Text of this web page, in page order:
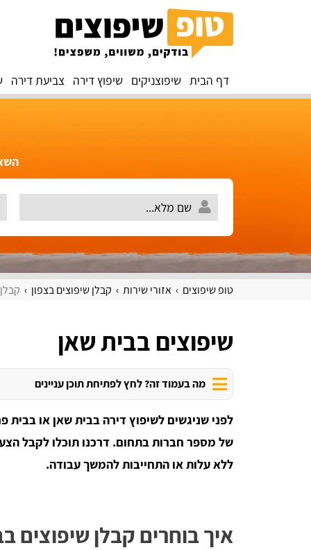
דף הבית שיפוצניקים שיפוץ דירה צביעת דירה
טופ שיפוצים אזורי שירות קבלן שיפוצים בצפון
שיפוצים בבית שאן
מה בעמוד זה? לחץ לפתיחת תוכן עניינים
לפני שניגשים לשיפוץ דירה בבית שאן או
של מספר חברות בתחום. דרכנו תוכלו לקבל
ללא עלות או התחייבות להמשך עבודה.
איך בוחרים קבלן שיפוצים